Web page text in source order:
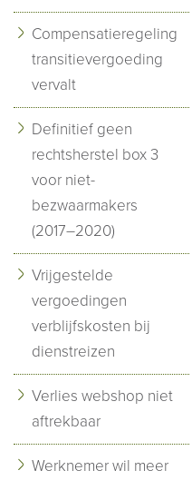
Compensatieregeling
transitievergoeding
vervalt
Definitief geen
rechtsherstel box 3
voor niet-
bezwaarmakers
(2017–2020)
Vrijgestelde
vergoedingen
verblijfskosten bij
dienstreizen
Verlies webshop niet
aftrekbaar
Werknemer wil meer